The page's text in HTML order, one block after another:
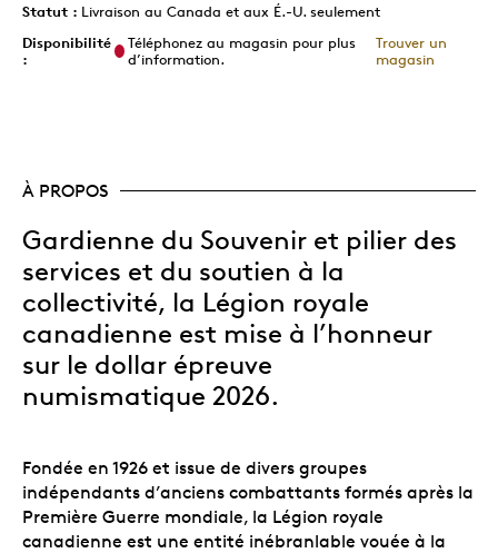
Statut : Livraison au Canada et aux É.-U. seulement
Disponibilité
:
Téléphonez au magasin pour plus
d’information.
Trouver un
magasin
À PROPOS
Gardienne du Souvenir et pilier des
services et du soutien à la
collectivité, la Légion royale
canadienne est mise à l’honneur
sur le dollar épreuve
numismatique 2026.
Fondée en 1926 et issue de divers groupes
indépendants d’anciens combattants formés après la
Première Guerre mondiale, la Légion royale
canadienne est une entité inébranlable vouée à la